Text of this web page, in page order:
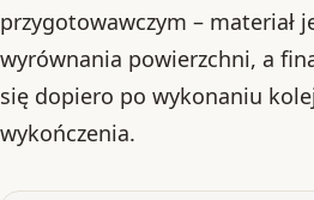
przygotowawczym – materiał
wyrównania powierzchni, a
się dopiero po wykonaniu
wykończenia.